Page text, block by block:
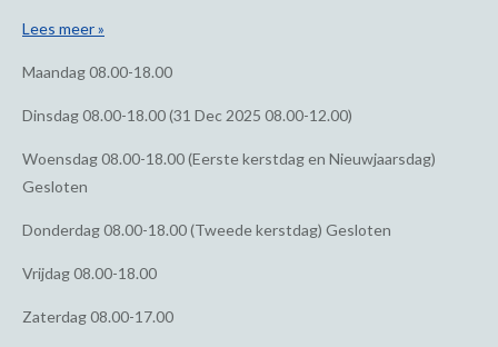
Lees meer »
Maandag08.00-18.00
Dinsdag08.00-18.00 (31 Dec 2025 08.00-12.00)
Woensdag08.00-18.00 (Eerste kerstdag en Nieuwjaarsdag)
Gesloten
Donderdag08.00-18.00 (Tweede kerstdag) Gesloten
Vrijdag08.00-18.00
Zaterdag08.00-17.00